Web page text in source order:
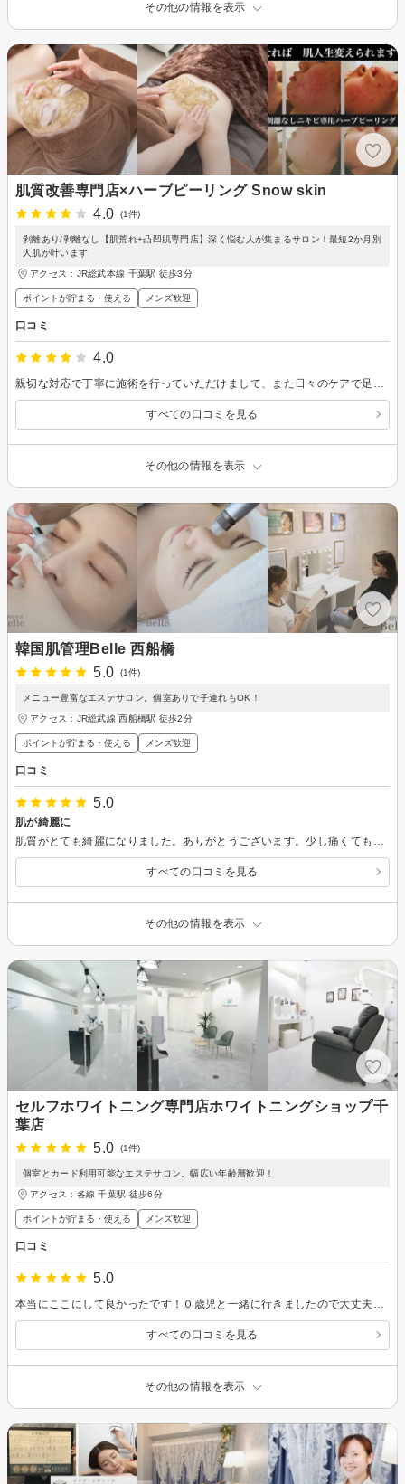
その他の情報を表示
肌質改善専門店×ハーブピーリング Snow skin
4.0
(1件)
剥離あり/剥離なし【肌荒れ+凸凹肌専門店】深く悩む人が集まるサロン！最短2か月別
人肌が叶います
アクセス：JR総武本線 千葉駅 徒歩3分
ポイントが貯まる・使える メンズ歓迎
口コミ
4.0
すべての口コミを見る
その他の情報を表示
韓国肌管理Belle 西船橋
5.0
(1件)
メニュー豊富なエステサロン。個室ありで子連れもOK！
アクセス：JR総武線 西船橋駅 徒歩2分
ポイントが貯まる・使える メンズ歓迎
口コミ
5.0
肌が綺麗に
すべての口コミを見る
その他の情報を表示
セルフホワイトニング専門店ホワイトニングショップ千
葉店
5.0
(1件)
個室とカード利用可能なエステサロン。幅広い年齢層歓迎！
アクセス：各線 千葉駅 徒歩6分
ポイントが貯まる・使える メンズ歓迎
口コミ
5.0
すべての口コミを見る
その他の情報を表示